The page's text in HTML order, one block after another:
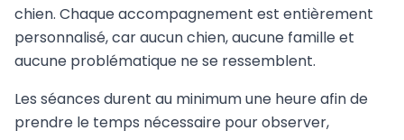
chien. Chaque accompagnement est entièrement
personnalisé, car aucun chien, aucune famille et
aucune problématique ne se ressemblent.
Les séances durent au minimum une heure afin de
prendre le temps nécessaire pour observer,